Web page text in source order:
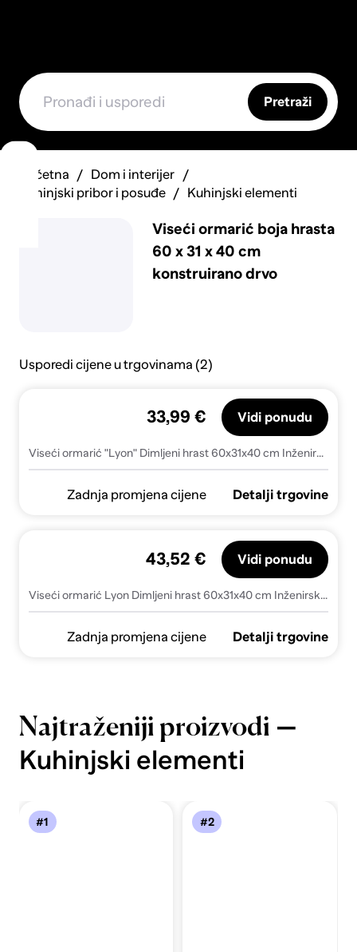
Pretraži
Početna
Dom i interijer
Kuhinjski pribor i posuđe
Kuhinjski elementi
Viseći ormarić boja hrasta
60 x 31 x 40 cm
konstruirano drvo
Usporedi cijene u trgovinama (2)
Viseći ormarić "Lyon" Dimljeni hrast 60x31x40 cm Inženirsko drvo
33,99 € Vidi ponudu
Zadnja promjena cijene Detalji trgovine
Viseći ormarić Lyon Dimljeni hrast 60x31x40 cm Inženirsko drvo - Dimljeni hrast 1 1 x viseći ormarić (1 krilna vrata) 60 cm 1
43,52 € Vidi ponudu
Zadnja promjena cijene Detalji trgovine
Najtraženiji proizvodi —
Kuhinjski elementi
#1 #2